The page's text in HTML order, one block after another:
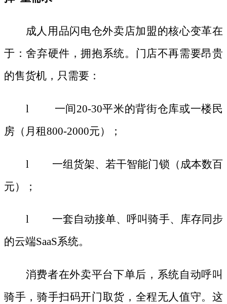
成人用品闪电仓外卖店加盟的核心变革在
于：舍弃硬件，拥抱系统。门店不再需要昂贵
的售货机，只需要：
l 一间20-30平米的背街仓库或一楼民
房（月租800-2000元）；
l 一组货架、若干智能门锁（成本数百
元）；
l 一套自动接单、呼叫骑手、库存同步
的云端SaaS系统。
消费者在外卖平台下单后，系统自动呼叫
骑手，骑手扫码开门取货，全程无人值守。这